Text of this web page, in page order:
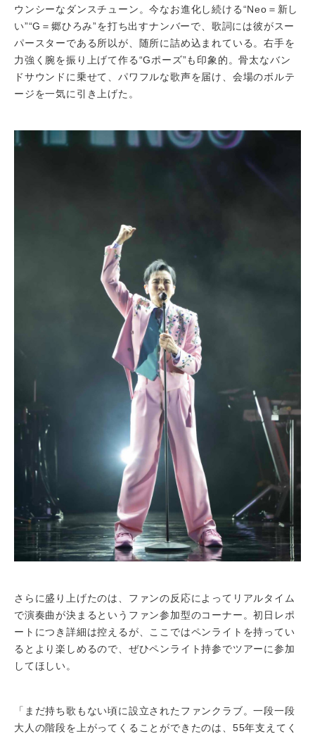
ウンシーなダンスチューン。今なお進化し続ける“Neo＝新し
い”“G＝郷ひろみ”を打ち出すナンバーで、歌詞には彼がスー
パースターである所以が、随所に詰め込まれている。右手を
力強く腕を振り上げて作る“Gポーズ”も印象的。骨太なバン
ドサウンドに乗せて、パワフルな歌声を届け、会場のボルテ
ージを一気に引き上げた。
さらに盛り上げたのは、ファンの反応によってリアルタイム
で演奏曲が決まるというファン参加型のコーナー。初日レポ
ートにつき詳細は控えるが、ここではペンライトを持ってい
るとより楽しめるので、ぜひペンライト持参でツアーに参加
してほしい。
「まだ持ち歌もない頃に設立されたファンクラブ。一段一段
大人の階段を上がってくることができたのは、55年支えてく